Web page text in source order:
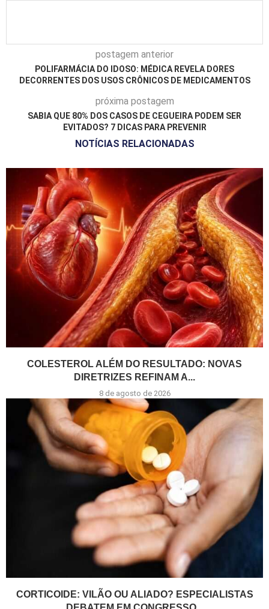
postagem anterior
POLIFARMÁCIA DO IDOSO: MÉDICA REVELA DORES
DECORRENTES DOS USOS CRÔNICOS DE MEDICAMENTOS
próxima postagem
SABIA QUE 80% DOS CASOS DE CEGUEIRA PODEM SER
EVITADOS? 7 DICAS PARA PREVENIR
NOTÍCIAS RELACIONADAS
COLESTEROL ALÉM DO RESULTADO: NOVAS
DIRETRIZES REFINAM A...
8 de agosto de 2026
CORTICOIDE: VILÃO OU ALIADO? ESPECIALISTAS